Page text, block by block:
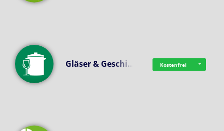
Gläser & Geschi… Kostenfrei